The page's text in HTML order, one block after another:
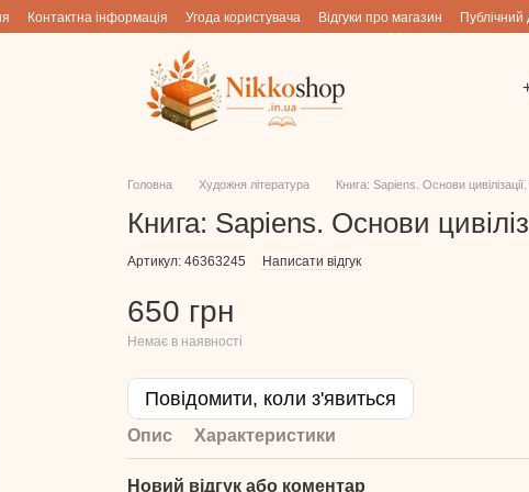
Контактна інформація Угода користувача Відгуки про магазин Публічний
Головна Художня література Книга: Sapiens. Основи
Книга: Sapiens. Основи
Артикул: 46363245 Написати відгук
650 грн
Немає в наявності
Повідомити, коли з'явиться
Опис Характеристики
Новий відгук або коментар